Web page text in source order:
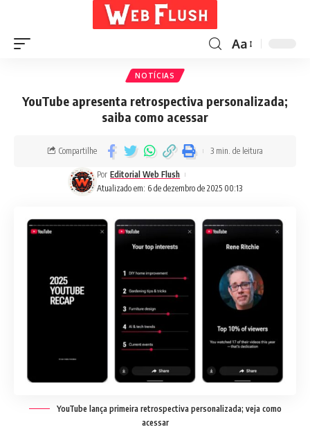
Aa
NOTÍCIAS
YouTube apresenta retrospectiva personalizada;
saiba como acessar
Atualizado em: 6 de dezembro de 2025 00:13
Por Editorial Web Flush
Compartilhe 3 min. de leitura
YouTube lança primeira retrospectiva personalizada; veja como
acessar